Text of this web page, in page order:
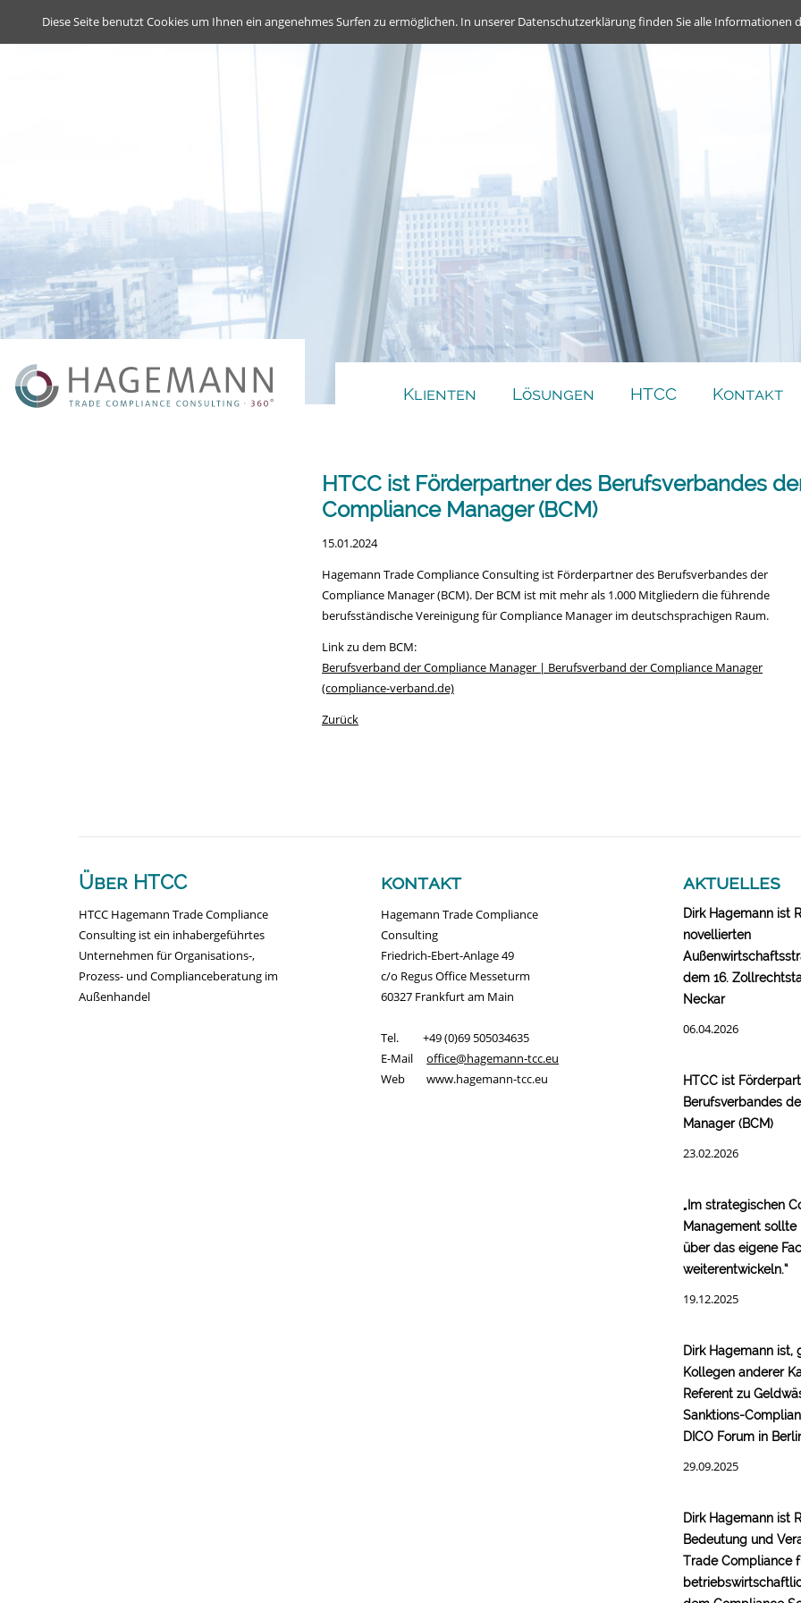
Deutsch English
Klienten Lösungen HTCC Kontakt
HTCC ist Förderpartner des Berufsverbandes
Compliance Manager (BCM)
15.01.2024
Hagemann Trade Compliance Consulting ist Förderpartner des Berufsverbandes der
Compliance Manager (BCM). Der BCM ist mit mehr als 1.000 Mitgliedern die führende
berufsständische Vereinigung für Compliance Manager im deutschsprachigen Raum.
Link zu dem BCM:
Berufsverband der Compliance Manager | Berufsverband der Compliance Manager
(compliance-verband.de)
Zurück
Über HTCC
HTCC Hagemann Trade Compliance
Consulting ist ein inhabergeführtes
Unternehmen für Organisations-,
Prozess- und Complianceberatung im
Außenhandel
kontakt
Hagemann Trade Compliance
Consulting
Friedrich-Ebert-Anlage 49
c/o Regus Office Messeturm
60327 Frankfurt am Main
Tel. +49 (0)69 505034635
E-Mailoffice@hagemann-tcc.eu
Web www.hagemann-tcc.eu
aktuelles
Dirk Hagemann ist
novellierten
dem 16.
Neckar
06.04.2026
HTCC ist
Berufsverbandes
Manager (BCM)
23.02.2026
„Im strategischen
Management
über das eigene
weiterentwickeln.“
19.12.2025
Dirk Hagemann ist,
Kollegen anderer
Referent zu
Sanktions-
DICO Forum in
29.09.2025
Dirk Hagemann ist
Bedeutung und
Trade Compliance
Diese Seite benutzt Cookies um Ihnen ein angenehmes Surfen zu ermöglichen. In unserer Datenschutzerklärung finden Sie alle Informationen